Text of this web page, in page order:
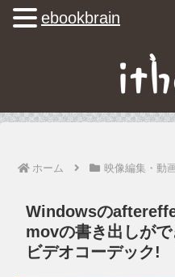
ホーム 映像編集・動
Windowsの
movの書き出しが
ビデオコーデック!
ebookbrain